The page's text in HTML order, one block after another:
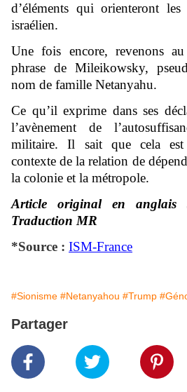
d’éléments qui orienteront
israélien.
Une fois encore, revenons
phrase de Mileikowsky,
nom de famille Netanyahu.
Ce qu’il exprime dans ses
l’avènement de
militaire. Il sait que cela
contexte de la relation de
la colonie et la métropole.
Article original en anglais
Traduction MR
*Source : ISM-France
#Sionisme #Netanyahou #Trump
Partager